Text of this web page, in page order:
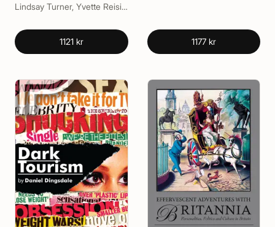
Lindsay Turner, Yvette Reisinger, PhD
1121 kr 1177 kr